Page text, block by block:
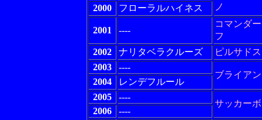
ノ
2000 フローラルハイネス
2001 ----
コマンダ
フ
2002
ナリタベラクルーズ
ピルサド
2003
----
ブライア
2004
レンデフルール
2005
----
サッカー
2006
----